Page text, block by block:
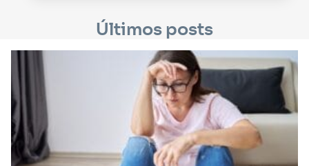
Últimos posts